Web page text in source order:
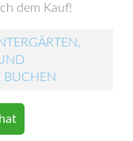
dem Kauf!
BUCHEN